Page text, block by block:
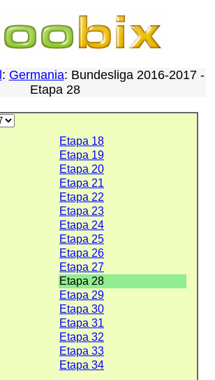
: Germania: Bundesliga 2016-2017 -
Etapa 28
Etapa 18
Etapa 19
Etapa 20
Etapa 21
Etapa 22
Etapa 23
Etapa 24
Etapa 25
Etapa 26
Etapa 27
Etapa 28
Etapa 29
Etapa 30
Etapa 31
Etapa 32
Etapa 33
Etapa 34